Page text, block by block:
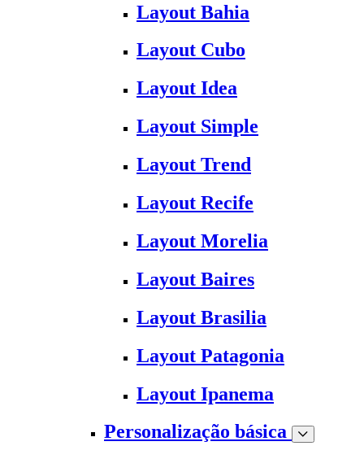
Layout Bahia
Layout Cubo
Layout Idea
Layout Simple
Layout Trend
Layout Recife
Layout Morelia
Layout Baires
Layout Brasilia
Layout Patagonia
Layout Ipanema
Personalização básica